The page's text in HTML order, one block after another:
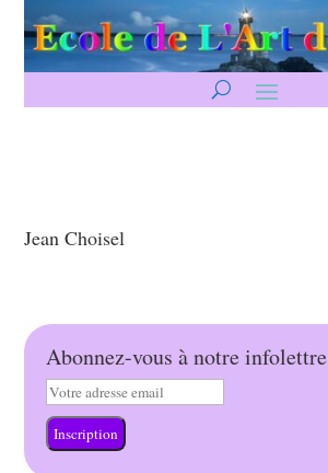
Jean Choisel
Abonnez-vous à notre infolettre
Inscription